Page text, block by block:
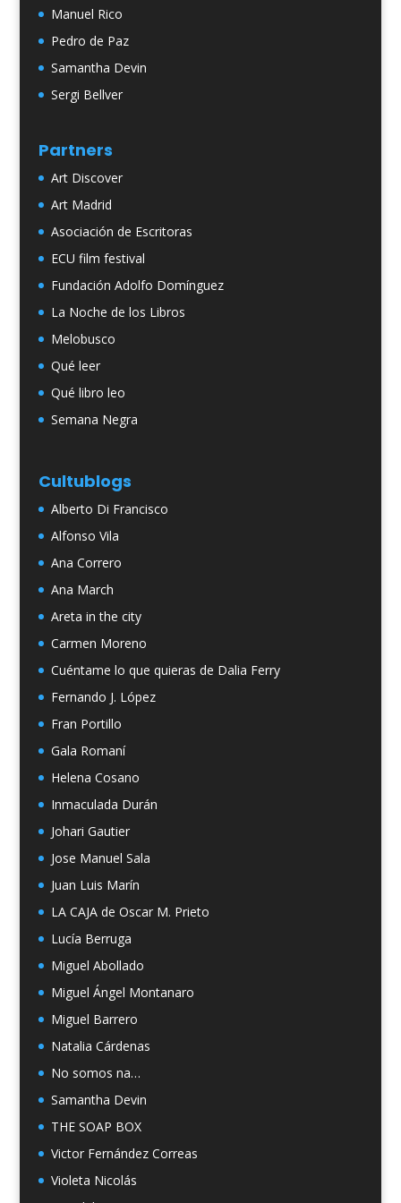
Manuel Rico
Pedro de Paz
Samantha Devin
Sergi Bellver
Partners
Art Discover
Art Madrid
Asociación de Escritoras
ECU film festival
Fundación Adolfo Domínguez
La Noche de los Libros
Melobusco
Qué leer
Qué libro leo
Semana Negra
Cultublogs
Alberto Di Francisco
Alfonso Vila
Ana Correro
Ana March
Areta in the city
Carmen Moreno
Cuéntame lo que quieras de Dalia Ferry
Fernando J. López
Fran Portillo
Gala Romaní
Helena Cosano
Inmaculada Durán
Johari Gautier
Jose Manuel Sala
Juan Luis Marín
LA CAJA de Oscar M. Prieto
Lucía Berruga
Miguel Abollado
Miguel Ángel Montanaro
Miguel Barrero
Natalia Cárdenas
No somos na…
Samantha Devin
THE SOAP BOX
Victor Fernández Correas
Violeta Nicolás